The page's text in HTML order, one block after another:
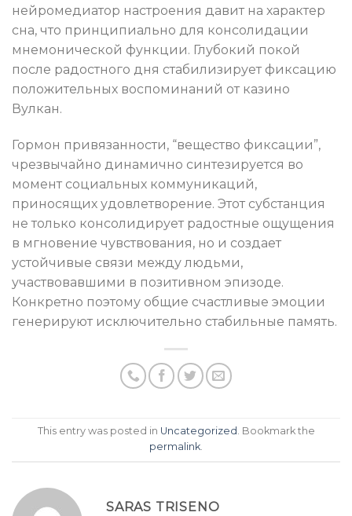
нейромедиатор настроения давит на характер
сна, что принципиально для консолидации
мнемонической функции. Глубокий покой
после радостного дня стабилизирует фиксацию
положительных воспоминаний от казино
Вулкан.
Гормон привязанности, “вещество фиксации”,
чрезвычайно динамично синтезируется во
момент социальных коммуникаций,
приносящих удовлетворение. Этот субстанция
не только консолидирует радостные ощущения
в мгновение чувствования, но и создает
устойчивые связи между людьми,
участвовавшими в позитивном эпизоде.
Конкретно поэтому общие счастливые эмоции
генерируют исключительно стабильные память.
This entry was posted in Uncategorized . Bookmark the
permalink.
SARAS TRISENO